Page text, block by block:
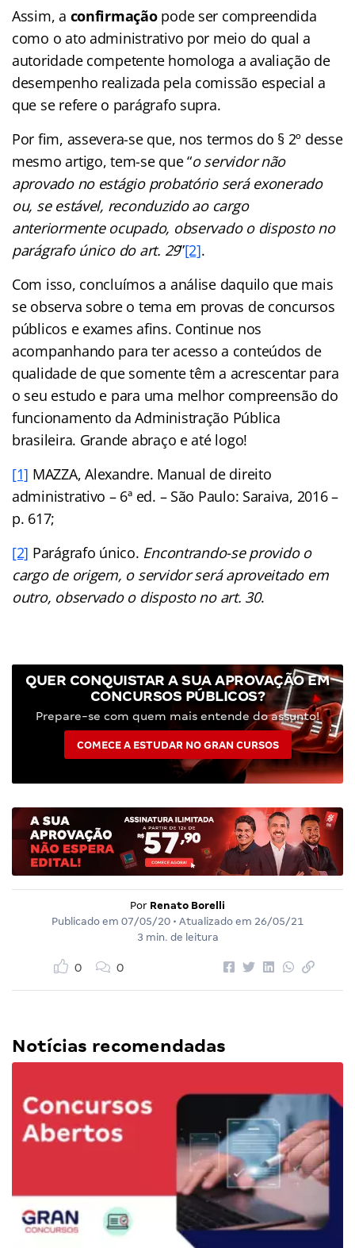
Assim, a confirmaçãopode ser compreendida
como o ato administrativo por meio do qual a
autoridade competente homologa a avaliação de
desempenho realizada pela comissão especial a
que se refere o parágrafo supra.
Por fim, assevera-se que, nos termos do § 2º desse
mesmo artigo, tem-se que “o servidor não
aprovado no estágio probatório será exonerado
ou, se estável, reconduzido ao cargo
anteriormente ocupado, observado o disposto no
parágrafo único do art. 29”[2].
Com isso, concluímos a análise daquilo que mais
se observa sobre o tema em provas de concursos
públicos e exames afins. Continue nos
acompanhando para ter acesso a conteúdos de
qualidade de que somente têm a acrescentar para
o seu estudo e para uma melhor compreensão do
funcionamento da Administração Pública
brasileira. Grande abraço e até logo!
[1] MAZZA, Alexandre. Manual de direito
administrativo – 6ª ed. – São Paulo: Saraiva, 2016 –
p. 617;
[2] Parágrafo único. Encontrando-se provido o
cargo de origem, o servidor será aproveitado em
outro, observado o disposto no art. 30.
QUER CONQUISTAR A SUA APROVAÇÃO EM
CONCURSOS PÚBLICOS?
Prepare-se com quem mais entende do assunto!
COMECE A ESTUDAR NO GRAN CURSOS
Por Renato Borelli
Publicado em 07/05/20 • Atualizado em 26/05/21
3 min. de leitura
0 0
Notícias recomendadas